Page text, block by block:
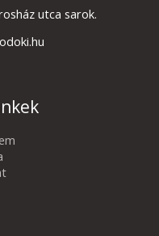
utca sarok.